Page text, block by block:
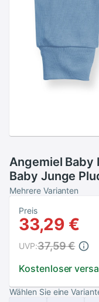
Angemiel Baby
Baby Junge
Mehrere Varianten
Preis
33,29 €
Kostenloser
UVP:37,59 €
Wählen Sie eine